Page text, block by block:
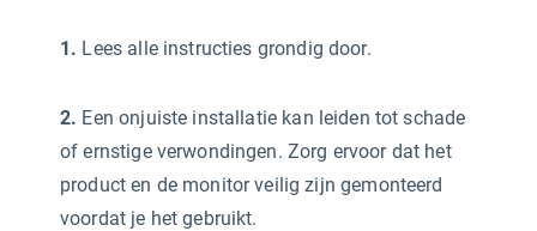
1. Lees alle instructies grondig door.
2. Een onjuiste installatie kan leiden tot schade
of ernstige verwondingen. Zorg ervoor dat het
product en de monitor veilig zijn gemonteerd
voordat je het gebruikt.